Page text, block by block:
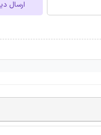
ارسال